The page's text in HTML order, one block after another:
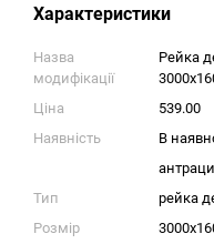
Характеристики
Назва
модифікації
Рейка
Ціна
539.00
Наявність
В
Тип
рейка
Розмір